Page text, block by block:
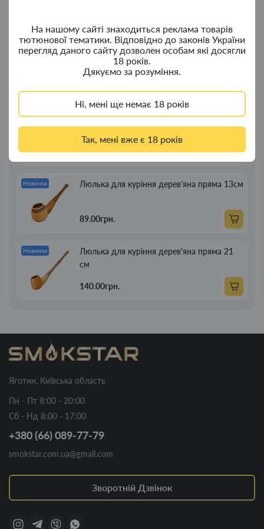
На нашому сайті знаходиться реклама товарів
тютюнової тематики. Відповідно до законів України
перегляд даного сайту дозволен особам які досягли
18 років.
Дякуємо за розуміння.
Ні, мені ще немає 18 років
Так, мені вже є 18 років
Новинка
Ковпак для водного "Граната Ф1" - ковпак
композит
Новинка
Портсигар для сигарет Focus із USB
запальничкою на 20 сиг
269.00грн.
Новинка Люлька для куріння дерев'яна пряма 13см
89.00грн.
Новинка
Люлька для куріння дерев'яна пряма 21
см
140.00грн.
Яготин, Київська область
Пн - Пт 8:00 - 20:00
Сб - Нд 8:00 - 17:00
+380 (66) 089-77-79
smokstar.com.ua@gmail.com
Зворотній Дзвінок